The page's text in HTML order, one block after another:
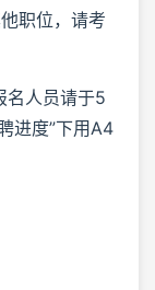
职位，请考
名人员请于5
进度”下用A4